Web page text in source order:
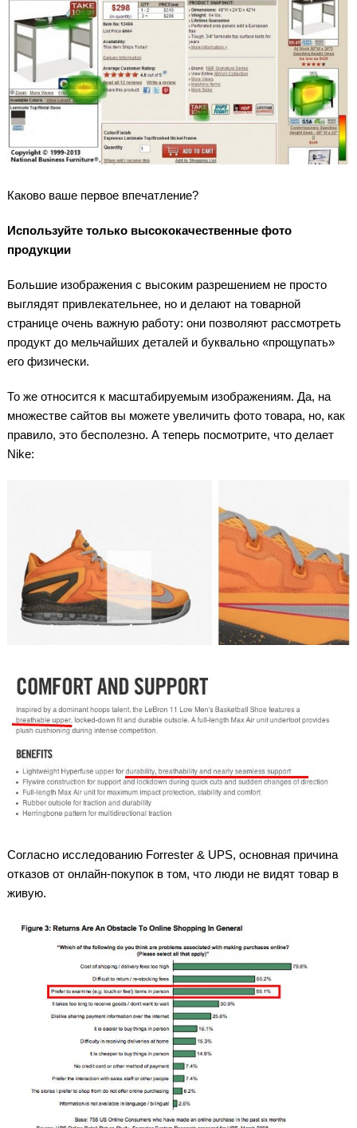
Каково ваше первое впечатление?
Используйте только высококачественные фото
продукции
Большие изображения с высоким разрешением не просто
выглядят привлекательнее, но и делают на товарной
странице очень важную работу: они позволяют рассмотреть
продукт до мельчайших деталей и буквально «прощупать»
его физически.
То же относится к масштабируемым изображениям. Да, на
множестве сайтов вы можете увеличить фото товара, но, как
правило, это бесполезно. А теперь посмотрите, что делает
Nike:
Согласно исследованию Forrester & UPS, основная причина
отказов от онлайн-покупок в том, что люди не видят товар в
живую.